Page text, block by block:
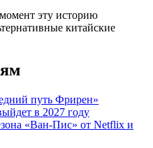
эту историю
китайские
путь Фрирен»
в 2027 году
«Ван-Пис» от Netflix и